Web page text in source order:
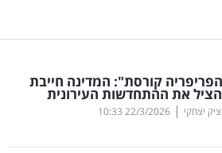
קורסת": המדינה חייבת
את ההתחדשות העירונית
יצחקי |
22/3/2026
10:33